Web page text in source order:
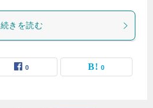
続きを読む
0 0